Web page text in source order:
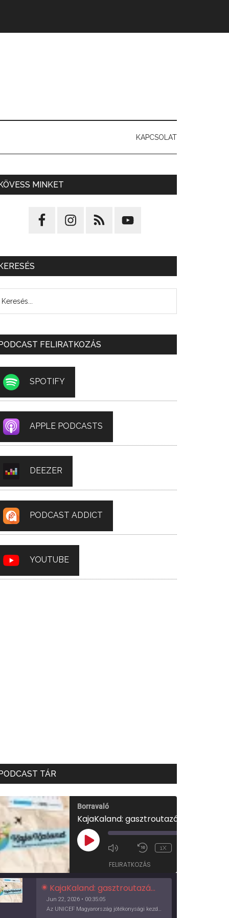
KAPCSOLAT
MINKET
FELIRATKOZÁS
SPOTIFY
APPLE PODCASTS
DEEZER
PODCAST ADDICT
YOUTUBE
TÁR
Borravaló
PLAY
EPISODE
1X
FELIRATKOZÁS
KajaKaland: gasztroutazás a föld körül
Jun 22, 2026 • 00:35:05
Az UNICEF Magyarország jótékonysági kezdeményezése izgalmas, egész éves világkörüli ízutazásra hív, igazi családi program és gasztroedukáció, illetve segítség a rászorulóknak is egyben.